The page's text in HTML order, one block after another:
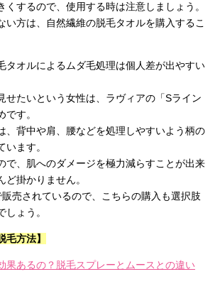
くするので、使用する時は注意しましょう。
い方は、自然繊維の脱毛タオルを購入するこ
タオルによるムダ毛処理は個人差が出やすい
せたいという女性は、ラヴィアの「Sライン
す。
、背中や肩、腰などを処理しやすいよう柄の
ます。
で、肌へのダメージを極力減らすことが出来
ど掛かりません。
売されているので、こちらの購入も選択肢
しょう。
毛方法】
果あるの？脱毛スプレーとムースとの違い